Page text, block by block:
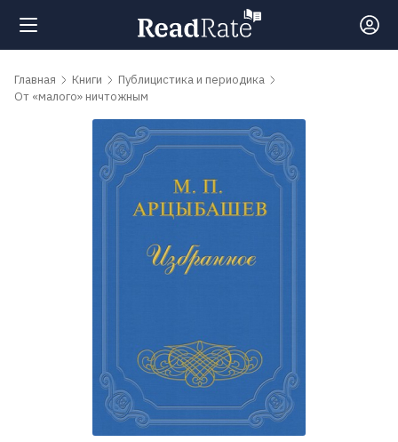
Поиск
Главная Книги
Публицистика и периодика
От «малого» ничтожным